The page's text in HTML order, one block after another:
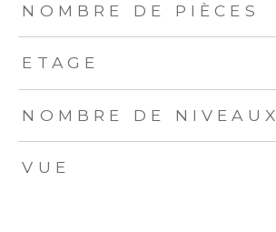
NOMBRE DE PIÈCES
ETAGE
NOMBRE DE NIVEAUX
VUE